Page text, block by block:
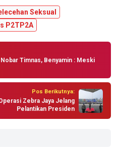
Seksual
P2TP2A
Nobar Timnas, Benyamin : Meski
Pos Berikutnya:
Zebra Jaya Jelang
Pelantikan Presiden